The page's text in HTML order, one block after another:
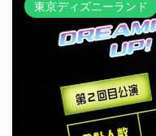
東京ディズニーランド